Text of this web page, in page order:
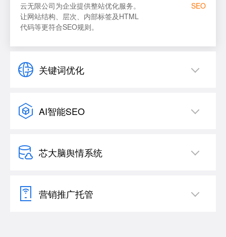
SEO
云无限公司为企业提供整站优化服务。
让网站结构、层次、内部标签及HTML
代码等更符合SEO规则。
关键词优化
AI智能SEO
芯大脑舆情系统
营销推广托管